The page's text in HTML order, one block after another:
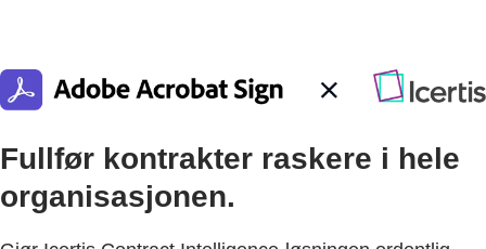
Fullfør kontrakter raskere i hele
organisasjonen.